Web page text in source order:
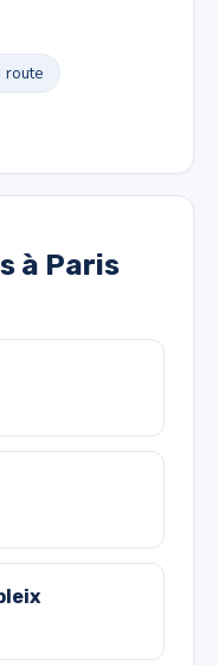
route
à Paris